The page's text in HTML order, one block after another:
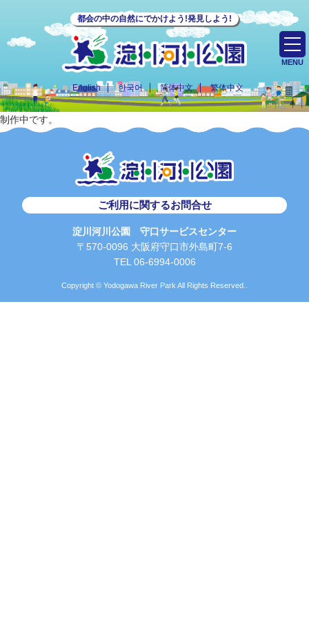
都会の中の自然にでかけよう!発見しよう!
English 한국어 简体中文 繁体中文
MENU
制作中です。
ご利用に関するお問合せ
淀川河川公園 守口サービスセンター
〒570-0096 大阪府守口市外島町7-6
TEL 06-6994-0006
Copyright © Yodogawa River Park All Rights Reserved..